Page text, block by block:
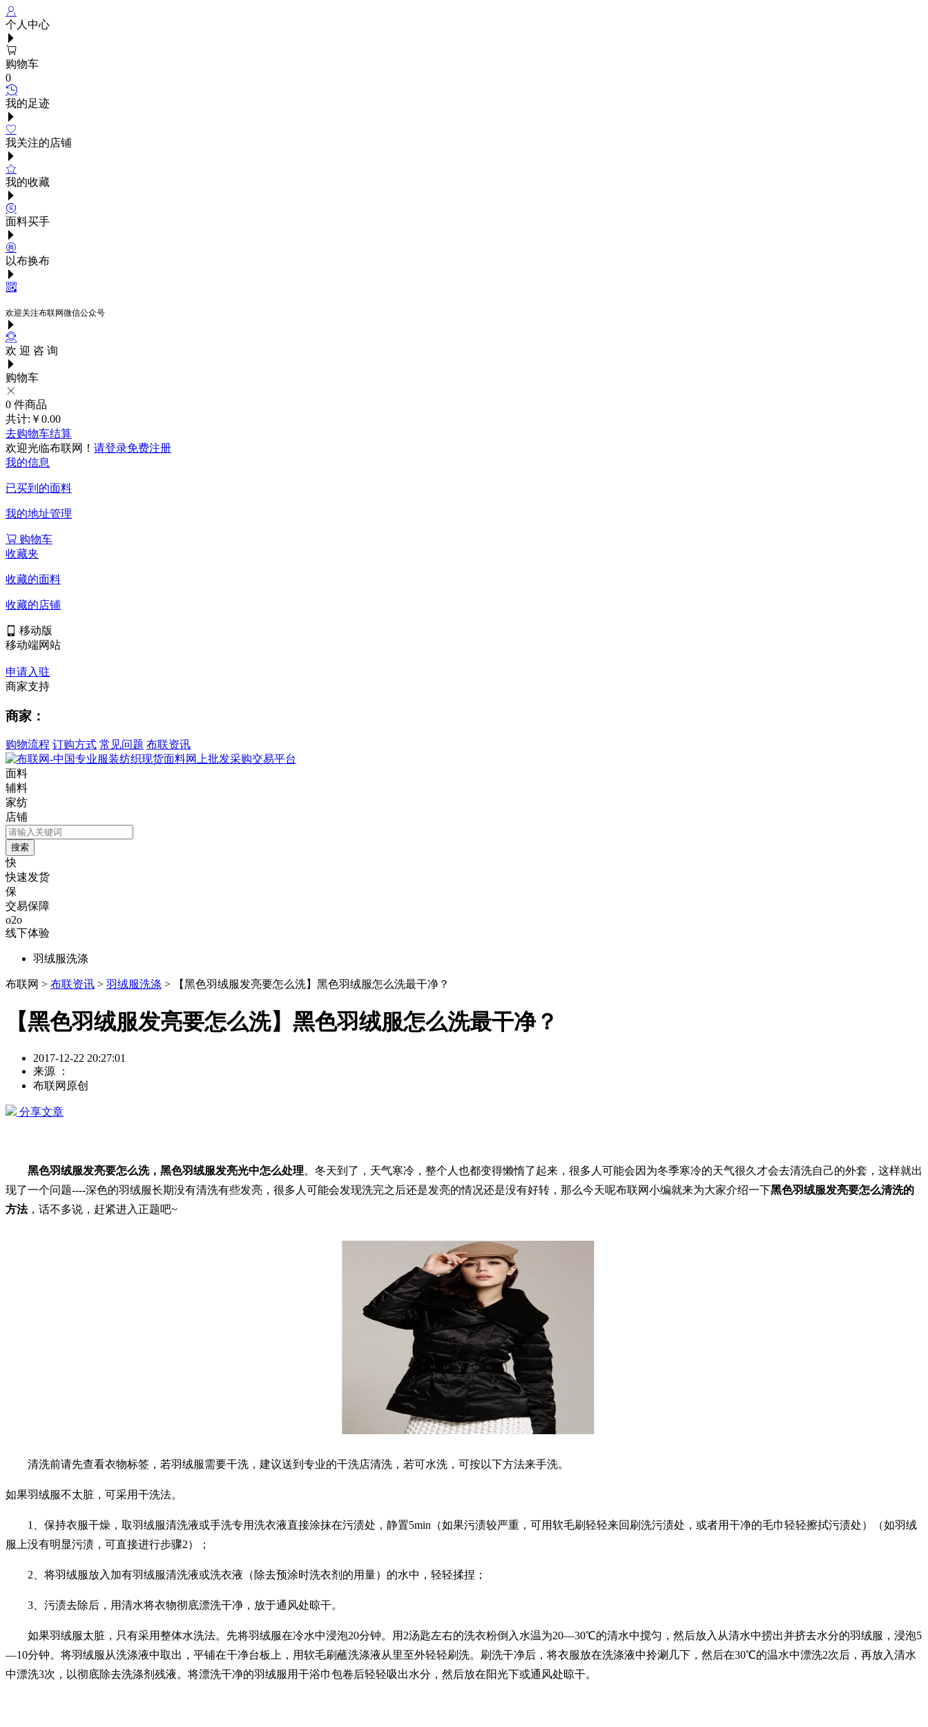
个人中心
购物车
0
我的足迹
我关注的店铺
我的收藏
面料买手
以布换布
欢迎关注布联网微信公众号
欢 迎 咨 询
购物车
0 件商品
共计: ￥0.00
去购物车结算
欢迎光临布联网！ 请登录免费注册
我的信息
已买到的面料
我的地址管理
购物车
收藏夹
收藏的面料
收藏的店铺
移动版
移动端网站
申请入驻
商家支持
商家：
购物流程 订购方式 常见问题 布联资讯
面料
辅料
家纺
店铺
快
快速发货
保
交易保障
o2o
线下体验
羽绒服洗涤
布联网 > 布联资讯 > 羽绒服洗涤 > 【黑色羽绒服发亮要怎么洗】黑色羽绒服怎么洗最干净？
【黑色羽绒服发亮要怎么洗】黑色羽绒服怎么洗最干净？
2017-12-22 20:27:01
来源 ：
布联网原创
分享文章
黑色羽绒服发亮要怎么洗，黑色羽绒服发亮光中怎么处理。冬天到了，天气寒冷，整个人也都变得懒惰了起来，很多人可能会因为冬季寒冷的天气很久才会去清洗自己的外套，这样就出
现了一个问题----深色的羽绒服长期没有清洗有些发亮，很多人可能会发现洗完之后还是发亮的情况还是没有好转，那么今天呢布联网小编就来为大家介绍一下黑色羽绒服发亮要怎么清洗的
方法，话不多说，赶紧进入正题吧~
清洗前请先查看衣物标签，若羽绒服需要干洗，建议送到专业的干洗店清洗，若可水洗，可按以下方法来手洗。
如果羽绒服不太脏，可采用干洗法。
1、保持衣服干燥，取羽绒服清洗液或手洗专用洗衣液直接涂抹在污渍处，静置5min（如果污渍较严重，可用软毛刷轻轻来回刷洗污渍处，或者用干净的毛巾轻轻擦拭污渍处）（如羽绒
服上没有明显污渍，可直接进行步骤2）；
2、将羽绒服放入加有羽绒服清洗液或洗衣液（除去预涂时洗衣剂的用量）的水中，轻轻揉捏；
3、污渍去除后，用清水将衣物彻底漂洗干净，放于通风处晾干。
如果羽绒服太脏，只有采用整体水洗法。先将羽绒服在冷水中浸泡20分钟。用2汤匙左右的洗衣粉倒入水温为20—30℃的清水中搅匀，然后放入从清水中捞出并挤去水分的羽绒服，浸泡5
—10分钟。将羽绒服从洗涤液中取出，平铺在干净台板上，用软毛刷蘸洗涤液从里至外轻轻刷洗。刷洗干净后，将衣服放在洗涤液中拎涮几下，然后在30℃的温水中漂洗2次后，再放入清水
中漂洗3次，以彻底除去洗涤剂残液。将漂洗干净的羽绒服用干浴巾包卷后轻轻吸出水分，然后放在阳光下或通风处晾干。